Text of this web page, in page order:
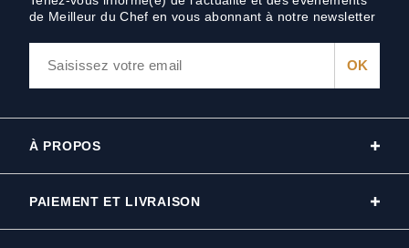
de Meilleur du Chef en vous abonnant à notre newsletter
À PROPOS
PAIEMENT ET LIVRAISON